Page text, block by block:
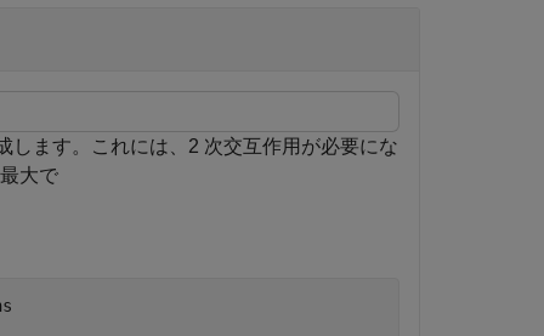
します。これには、2 次交互作用が必要にな
大で